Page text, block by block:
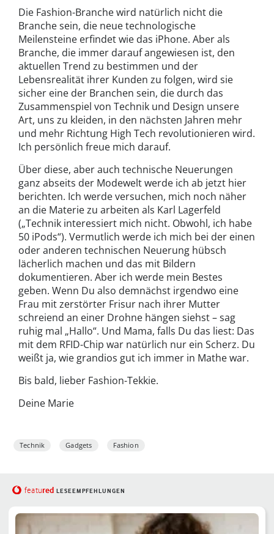
Die Fashion-Branche wird natürlich nicht die
Branche sein, die neue technologische
Meilensteine erfindet wie das iPhone. Aber als
Branche, die immer darauf angewiesen ist, den
aktuellen Trend zu bestimmen und der
Lebensrealität ihrer Kunden zu folgen, wird sie
sicher eine der Branchen sein, die durch das
Zusammenspiel von Technik und Design unsere
Art, uns zu kleiden, in den nächsten Jahren mehr
und mehr Richtung High Tech revolutionieren wird.
Ich persönlich freue mich darauf.
Über diese, aber auch technische Neuerungen
ganz abseits der Modewelt werde ich ab jetzt hier
berichten. Ich werde versuchen, mich noch näher
an die Materie zu arbeiten als Karl Lagerfeld
(„Technik interessiert mich nicht. Obwohl, ich habe
50 iPods“). Vermutlich werde ich mich bei der einen
oder anderen technischen Neuerung hübsch
lächerlich machen und das mit Bildern
dokumentieren. Aber ich werde mein Bestes
geben. Wenn Du also demnächst irgendwo eine
Frau mit zerstörter Frisur nach ihrer Mutter
schreiend an einer Drohne hängen siehst – sag
ruhig mal „Hallo“. Und Mama, falls Du das liest: Das
mit dem RFID-Chip war natürlich nur ein Scherz. Du
weißt ja, wie grandios gut ich immer in Mathe war.
Bis bald, lieber Fashion-Tekkie.
Deine Marie
Technik Gadgets Fashion
featured LESEEMPFEHLUNGEN